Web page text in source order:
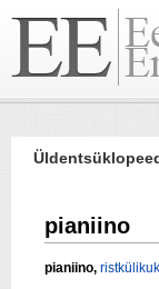
pianiino
pianiino,